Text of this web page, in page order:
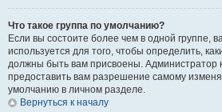
Что такое группа по умолчанию?
Если вы состоите более чем в одной группе,
используется для того, чтобы определить,
должны быть вам присвоены. Администратор
предоставить вам разрешение самому
умолчанию в личном разделе.
Вернуться к началу